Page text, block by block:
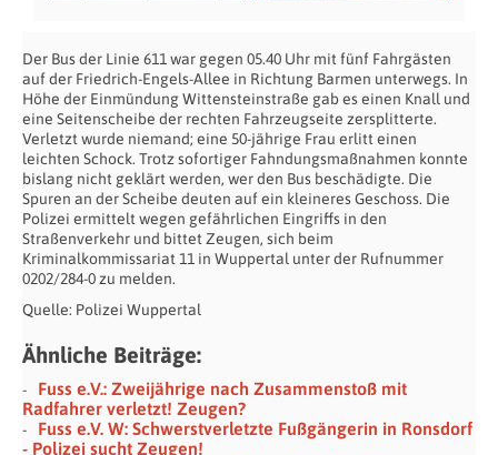
Der Bus der Linie 611 war gegen 05.40 Uhr mit fünf Fahrgästen
auf der Friedrich-Engels-Allee in Richtung Barmen unterwegs. In
Höhe der Einmündung Wittensteinstraße gab es einen Knall und
eine Seitenscheibe der rechten Fahrzeugseite zersplitterte.
Verletzt wurde niemand; eine 50-jährige Frau erlitt einen
leichten Schock. Trotz sofortiger Fahndungsmaßnahmen konnte
bislang nicht geklärt werden, wer den Bus beschädigte. Die
Spuren an der Scheibe deuten auf ein kleineres Geschoss. Die
Polizei ermittelt wegen gefährlichen Eingriffs in den
Straßenverkehr und bittet Zeugen, sich beim
Kriminalkommissariat 11 in Wuppertal unter der Rufnummer
0202/284-0 zu melden.
Quelle: Polizei Wuppertal
Ähnliche Beiträge:
Fuss e.V.: Zweijährige nach Zusammenstoß mit
Radfahrer verletzt! Zeugen?
Fuss e.V. W: Schwerstverletzte Fußgängerin in Ronsdorf
- Polizei sucht Zeugen!